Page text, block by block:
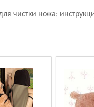
чистки ножа;